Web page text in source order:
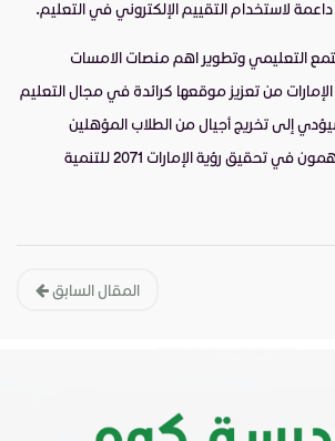
لاستخدام التقييم الإلكتروني في التعليم.
التعليمي وتطوير اهم منصات الامسات
الإمارات من تعزيز موقعها كرائدة في مجال التعليم
إلى تخريج أجيال من الطلاب المؤهلين
والمبتكرين، الذين سيساهمون في تحقيق رؤية الإمارات 2071 للتنمية
المقال السابق